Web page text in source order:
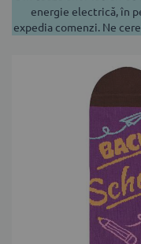
energie electrică, în
expedia comenzi. Ne